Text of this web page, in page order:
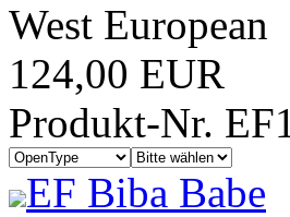
West European
124,00 EUR
Produkt-Nr.
EF Biba Babe